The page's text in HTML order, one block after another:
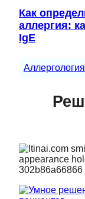
Как
аллергия:
IgE